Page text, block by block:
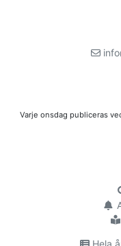
Varje onsdag publiceras
Hela